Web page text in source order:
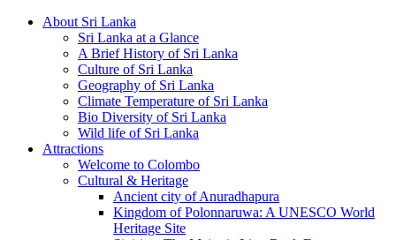
About Sri Lanka
Sri Lanka at a Glance
A Brief History of Sri Lanka
Culture of Sri Lanka
Geography of Sri Lanka
Climate Temperature of Sri Lanka
Bio Diversity of Sri Lanka
Wild life of Sri Lanka
Attractions
Welcome to Colombo
Cultural & Heritage
Ancient city of Anuradhapura
Kingdom of Polonnaruwa: A UNESCO World
Heritage Site